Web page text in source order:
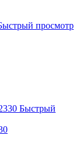
просмотр
Быстрый